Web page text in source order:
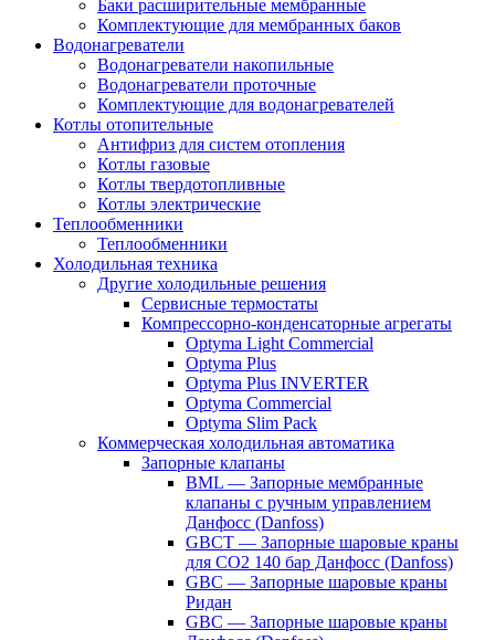
Баки расширительные мембранные
Комплектующие для мембранных баков
Водонагреватели
Водонагреватели накопильные
Водонагреватели проточные
Комплектующие для водонагревателей
Котлы отопительные
Антифриз для систем отопления
Котлы газовые
Котлы твердотопливные
Котлы электрические
Теплообменники
Теплообменники
Холодильная техника
Другие холодильные решения
Сервисные термостаты
Компрессорно-конденсаторные агрегаты
Optyma Light Commercial
Optyma Plus
Optyma Plus INVERTER
Optyma Commercial
Optyma Slim Pack
Коммерческая холодильная автоматика
Запорные клапаны
BML — Запорные мембранные
клапаны с ручным управлением
Данфосс (Danfoss)
GBCT — Запорные шаровые краны
для CO2 140 бар Данфосс (Danfoss)
GBC — Запорные шаровые краны
Ридан
GBC — Запорные шаровые краны